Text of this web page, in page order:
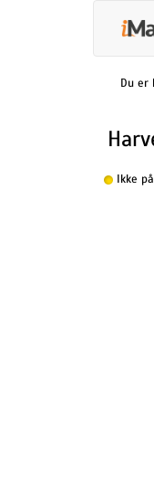
Du er
Ikke